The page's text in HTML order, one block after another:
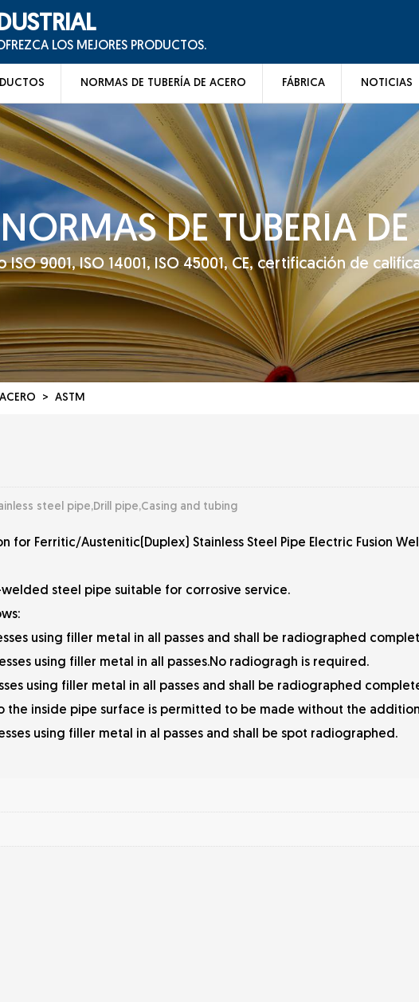
LOS MEJORES PRODUCTOS.
NORMAS DE TUBERÍA DE ACERO FÁBRICA NOTICIAS
NORMAS DE TUBERÍA
9001, ISO 14001, ISO 45001, CE, certificación de
> ASTM
steel pipe,Drill pipe,Casing and tubing
for Ferritic/Austenitic(Duplex) Stainless Steel Pipe Electric Fusion
steel pipe suitable for corrosive service.
using filler metal in all passes and shall be radiographed
using filler metal in all passes.No radiogragh is required.
using filler metal in all passes and shall be radiographed
the inside pipe surface is permitted to be made without the
using filler metal in al passes and shall be spot radiographed.